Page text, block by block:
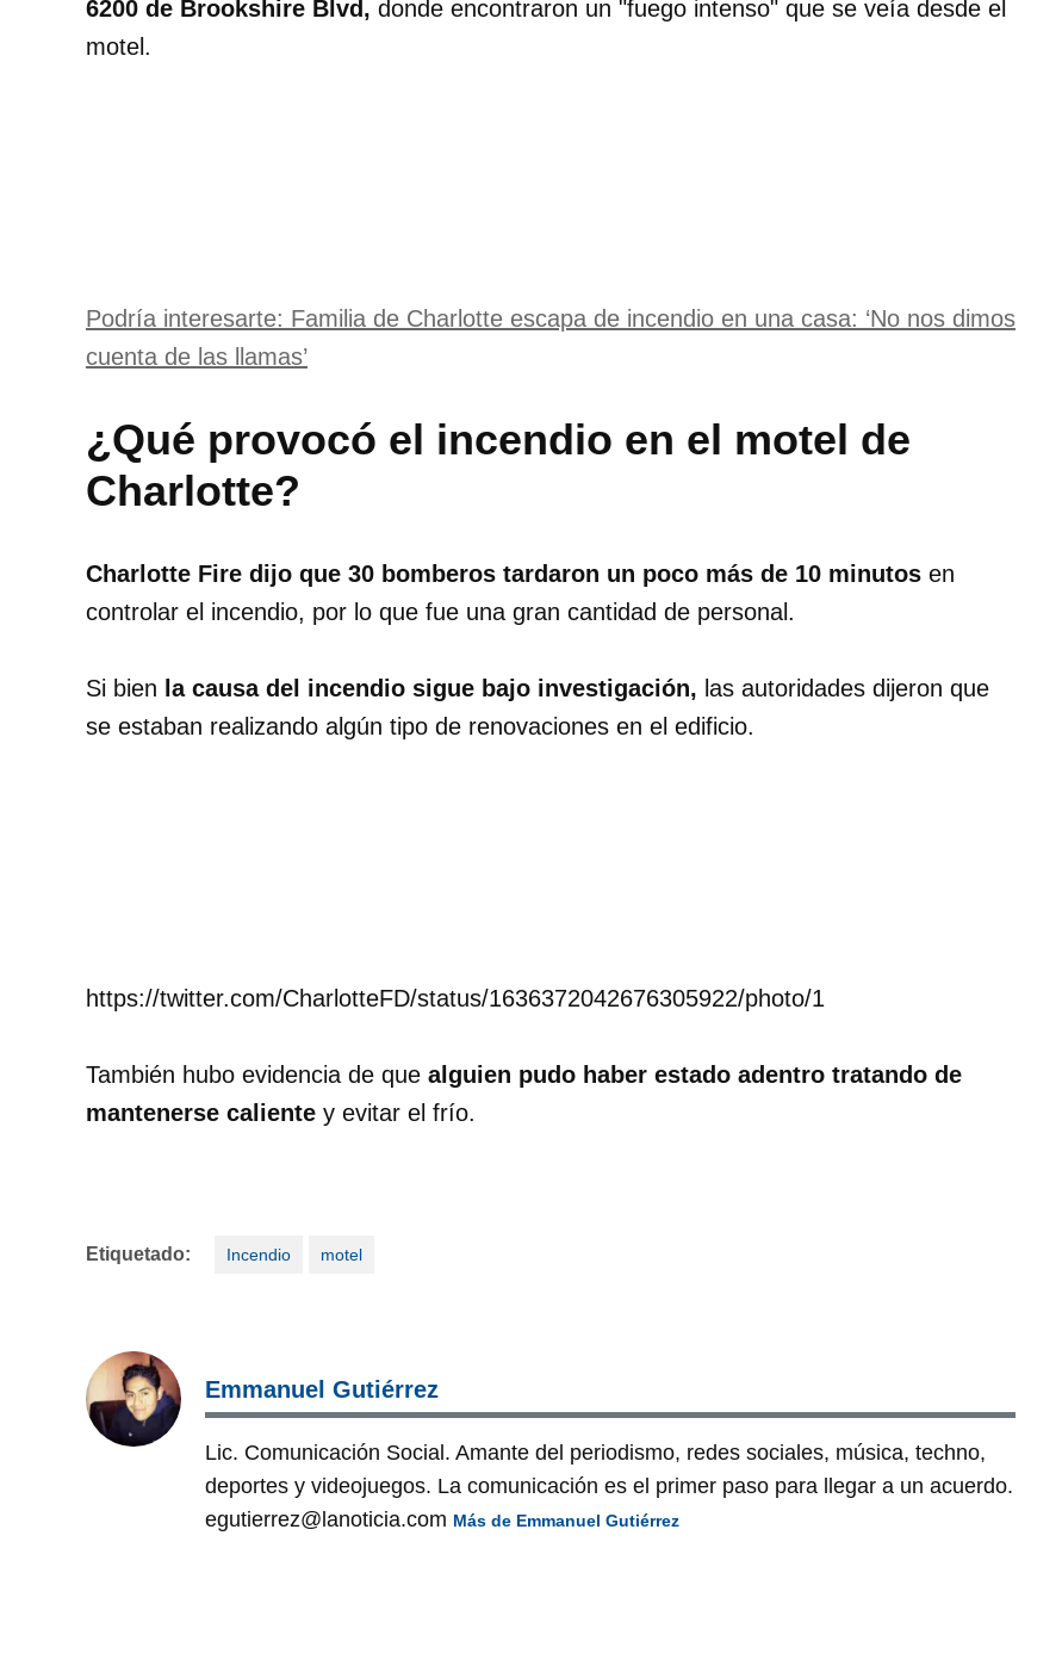
6200 de Brookshire Blvd, donde encontraron un "fuego intenso" que se veía desde el
motel.
Podría interesarte: Familia de Charlotte escapa de incendio en una casa: ‘No nos dimos
cuenta de las llamas’
¿Qué provocó el incendio en el motel de
Charlotte?
Charlotte Fire dijo que 30 bomberos tardaron un poco más de 10 minutos en
controlar el incendio, por lo que fue una gran cantidad de personal.
Si bien la causa del incendio sigue bajo investigación, las autoridades dijeron que
se estaban realizando algún tipo de renovaciones en el edificio.
https://twitter.com/CharlotteFD/status/1636372042676305922/photo/1
También hubo evidencia de que alguien pudo haber estado adentro tratando de
mantenerse caliente y evitar el frío.
Etiquetado: Incendio motel
Emmanuel Gutiérrez
Lic. Comunicación Social. Amante del periodismo, redes sociales, música, techno,
deportes y videojuegos. La comunicación es el primer paso para llegar a un acuerdo.
egutierrez@lanoticia.com Más de Emmanuel Gutiérrez